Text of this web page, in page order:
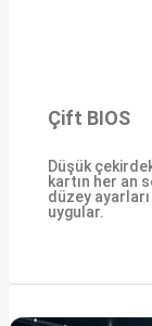
Çift BIOS
Düşük
kartın her an
düzey
uygular.